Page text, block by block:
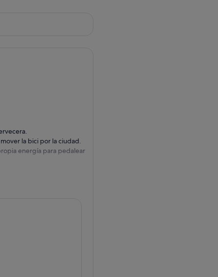
la bici por la ciudad.
energía para pedalear
adaptado a tus deseos.